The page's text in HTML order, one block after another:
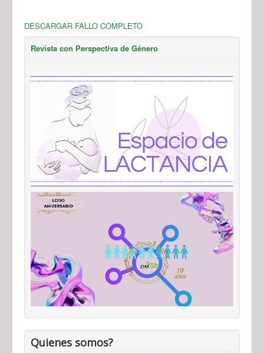
DESCARGAR FALLO COMPLETO
Revista con Perspectiva de Género
Quienes somos?